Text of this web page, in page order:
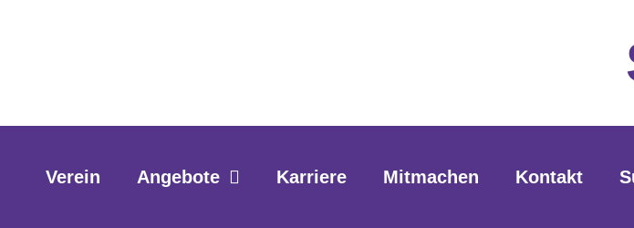
Verein Angebote Karriere Mitmachen Kontakt